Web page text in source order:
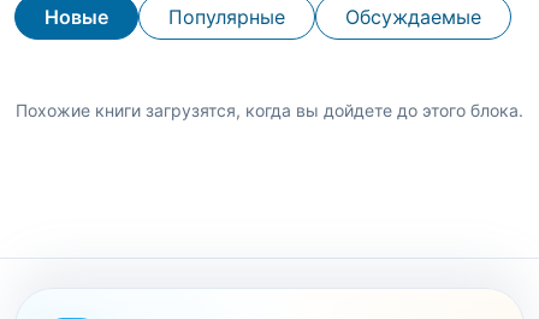
Новые Популярные Обсуждаемые
Похожие книги загрузятся, когда вы дойдете до этого блока.